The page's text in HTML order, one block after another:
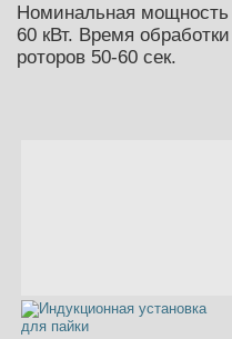
Номинальная мощность
60 кВт. Время
роторов 50-60 сек.